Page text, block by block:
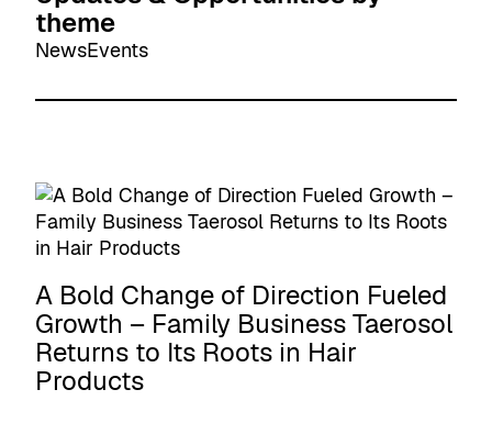
theme
NewsEvents
A Bold Change of Direction Fueled
Growth – Family Business Taerosol
Returns to Its Roots in Hair
Products